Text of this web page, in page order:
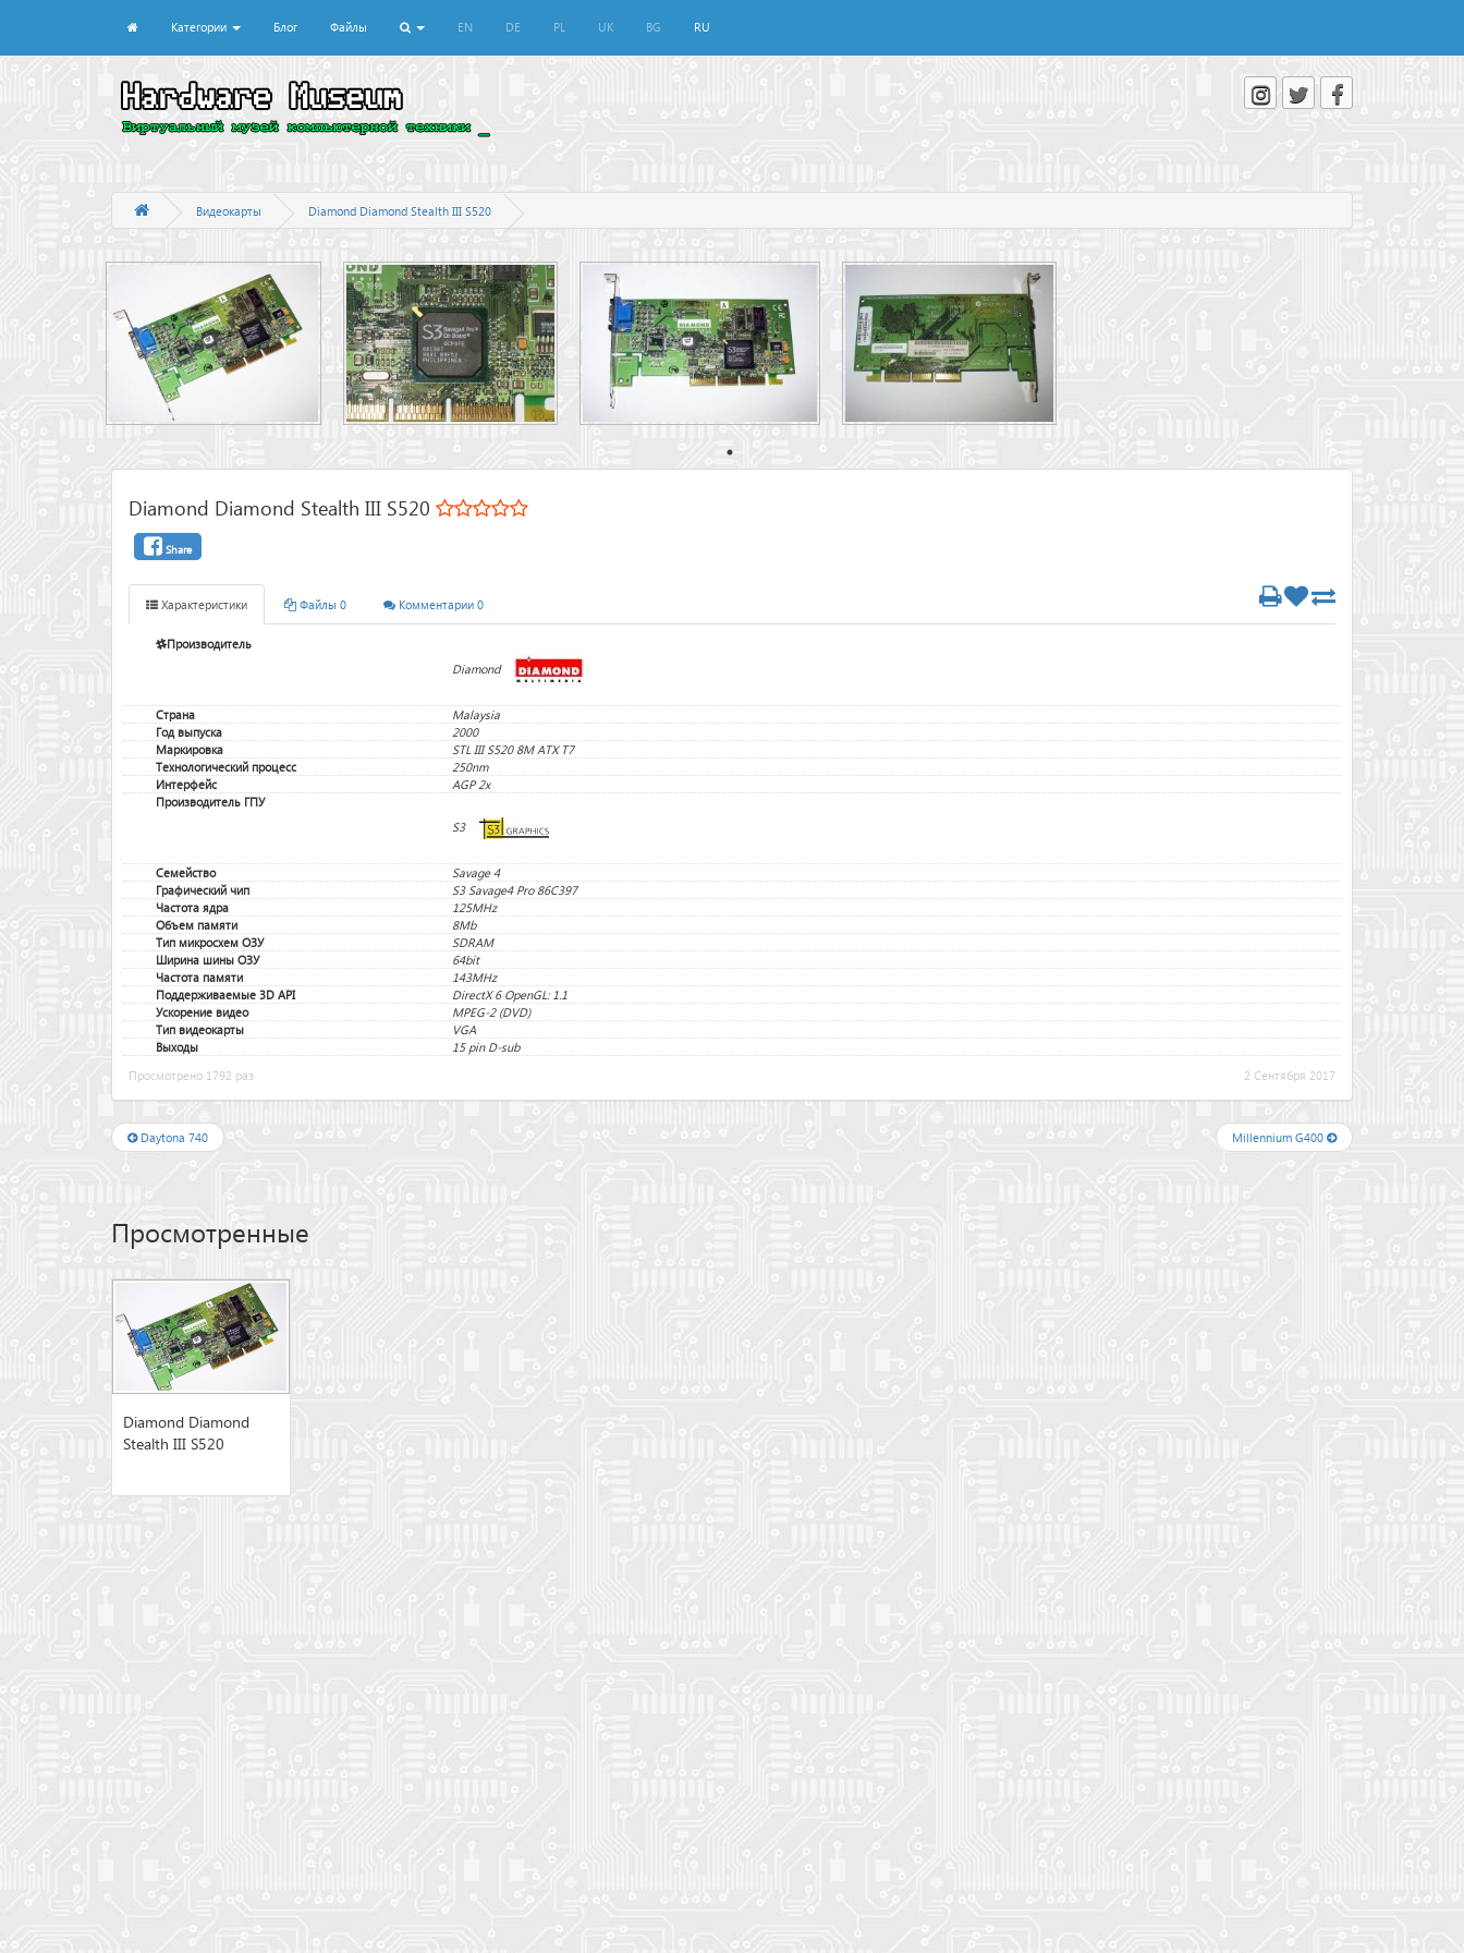
Категории Блог Файлы EN DE PL UK BG RU
Видеокарты Diamond Diamond Stealth III S520
Diamond Diamond Stealth III S520
Share
Характеристики Файлы 0 Комментарии 0
Производитель
Diamond
Страна
Malaysia
Год выпуска
2000
Маркировка
STL III S520 8M ATX T7
Технологический процесс
250nm
Интерфейс
AGP 2x
Производитель ГПУ
S3
Семейство
Savage 4
Графический чип
S3 Savage4 Pro 86C397
Частота ядра
125MHz
Объем памяти
8Mb
Тип микросхем ОЗУ
SDRAM
Ширина шины ОЗУ
64bit
Частота памяти
143MHz
Поддерживаемые 3D API
DirectX 6 OpenGL: 1.1
Ускорение видео
MPEG-2 (DVD)
Тип видеокарты
VGA
Выходы
15 pin D-sub
Просмотрено 1792 раз
2 Сентября 2017
Daytona 740 Millennium G400
Просмотренные
Diamond Diamond
Stealth III S520